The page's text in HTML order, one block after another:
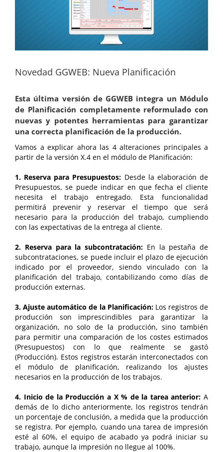
Novedad GGWEB: Nueva Planificación
Esta última versión de GGWEB integra un Módulo
de Planificación completamente reformulado con
nuevas y potentes herramientas para garantizar
una correcta planificación de la producción.
Vamos a explicar ahora las 4 alteraciones principales a
partir de la versión X.4 en el módulo de Planificación:
1. Reserva para Presupuestos: Desde la elaboración de
Presupuestos, se puede indicar en que fecha el cliente
necesita el trabajo entregado. Esta funcionalidad
permitirá prevenir y reservar el tiempo que será
necesario para la producción del trabajo, cumpliendo
con las expectativas de la entrega al cliente.
2. Reserva para la subcontratación: En la pestaña de
subcontrataciones, se puede incluir el plazo de ejecución
indicado por el proveedor, siendo vinculado con la
planificación del trabajo, contabilizando como días de
producción externas.
3. Ajuste automático de la Planificación: Los registros de
producción son imprescindibles para garantizar la
organización, no solo de la producción, sino también
para permitir una comparación de los costes estimados
(Presupuestos) con lo que realmente se gastó
(Producción). Estos registros estarán interconectados con
el módulo de planificación, realizando los ajustes
necesarios en la producción de los trabajos.
4. Inicio de la Producción a X % de la tarea anterior: A
demás de lo dicho anteriormente, los registros tendrán
un porcentaje de conclusión, a medida que la producción
se registra. Por ejemplo, cuando una tarea de impresión
esté al 60%, el equipo de acabado ya podrá iniciar su
trabajo, aunque la impresión no llegue al 100%.